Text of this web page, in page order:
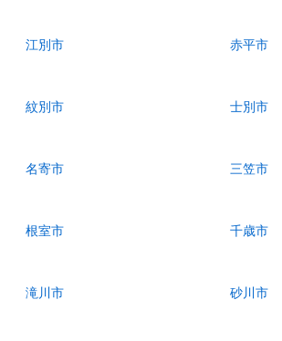
江別市 赤平市
紋別市 士別市
名寄市 三笠市
根室市 千歳市
滝川市 砂川市